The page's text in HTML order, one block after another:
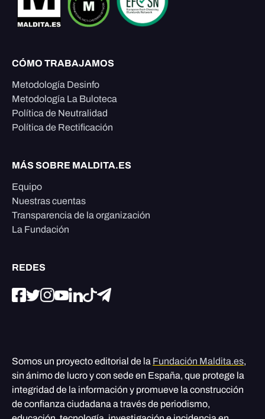
CÓMO TRABAJAMOS
Metodología Desinfo
Metodología La Buloteca
Política de Neutralidad
Política de Rectificación
MÁS SOBRE MALDITA.ES
Equipo
Nuestras cuentas
Transparencia de la organización
La Fundación
REDES
Somos un proyecto editorial de la Fundación Maldita.es,
sin ánimo de lucro y con sede en España, que protege la
integridad de la información y promueve la construcción
de confianza ciudadana a través de periodismo,